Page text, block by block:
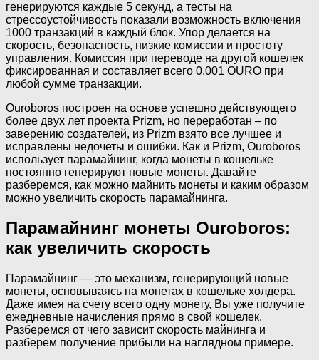
генерируются каждые 5 секунд, а тесты на
стрессоустойчивость показали возможность включения
1000 транзакций в каждый блок. Упор делается на
скорость, безопасность, низкие комиссии и простоту
управления. Комиссия при переводе на другой кошелек
фиксированная и составляет всего 0.001 OURO при
любой сумме транзакции.
Ouroboros построен на основе успешно действующего
более двух лет проекта Prizm, но переработан – по
заверению создателей, из Prizm взято все лучшее и
исправлены недочеты и ошибки. Как и Prizm, Ouroboros
использует парамайнинг, когда монеты в кошельке
постоянно генерируют новые монеты. Давайте
разберемся, как можно майнить монеты и каким образом
можно увеличить скорость парамайнинга.
Парамайнинг монеты Ouroboros:
как увеличить скорость
Парамайнинг — это механизм, генерирующий новые
монеты, основываясь на монетах в кошельке холдера.
Даже имея на счету всего одну монету, Вы уже получите
ежедневные начисления прямо в свой кошелек.
Разберемся от чего зависит скорость майнинга и
разберем получение прибыли на наглядном примере.